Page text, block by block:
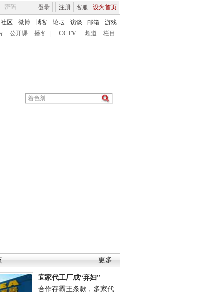
客服 设为首页
登录 注册
社区 微博 博客 论坛 访谈 邮箱
游戏
公开课 播客 CCTV 频道 栏目
更多
宜家代工厂成“弃妇”
合作存霸王条款，多家代